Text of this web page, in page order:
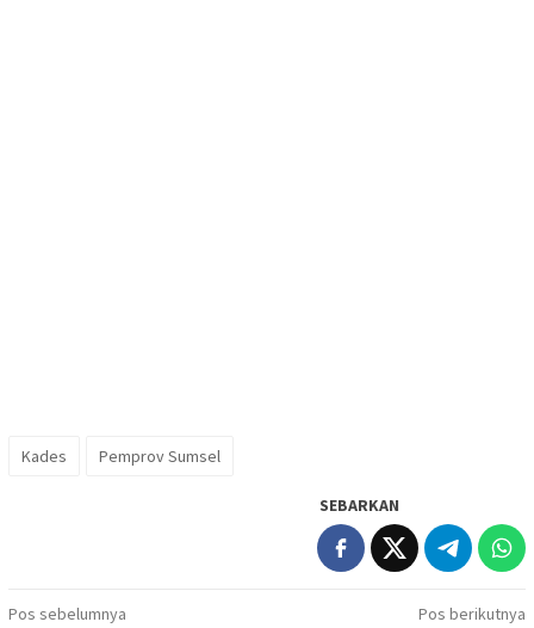
Kades Pemprov Sumsel
SEBARKAN
Navigasi
Pos sebelumnya
Pos berikutnya